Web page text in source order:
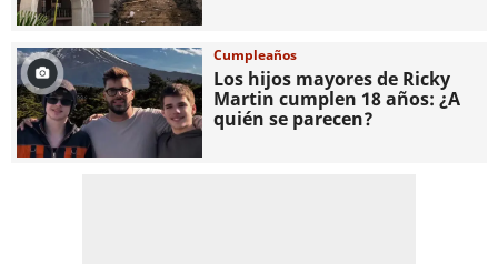
Cumpleaños
Los hijos mayores de Ricky
Martin cumplen 18 años: ¿A
quién se parecen?